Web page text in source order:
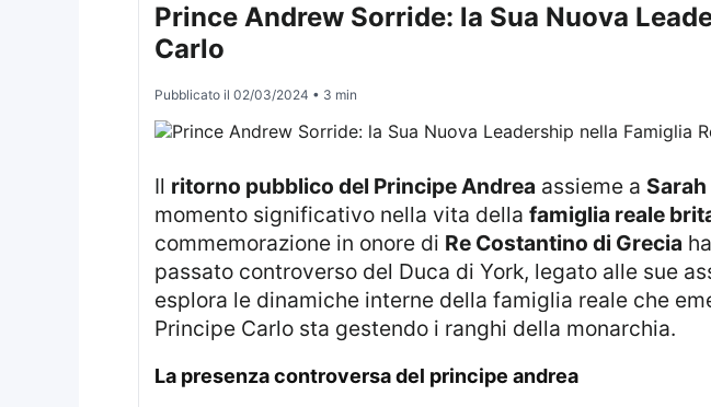
Prince Andrew Sorride: la Sua Nuova
Carlo
Pubblicato il 02/03/2024 • 3 min
Il ritorno pubblico del Principe Andrea assieme a
momento significativo nella vita della famiglia reale
commemorazione in onore di Re Costantino di Grecia
passato controverso del Duca di York, legato alle sue
esplora le dinamiche interne della famiglia reale che
Principe Carlo sta gestendo i ranghi della monarchia.
La presenza controversa del principe andrea